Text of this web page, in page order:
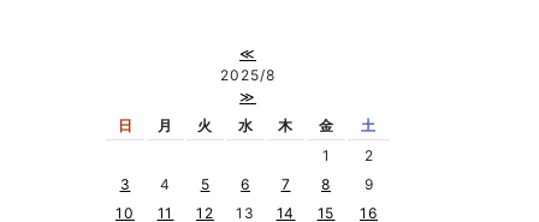
≪
2025/8
≫
日
月 火 水 木 金
土
1
2
3
4 5 6 7 8
9
10
11 12 13 14 15 16